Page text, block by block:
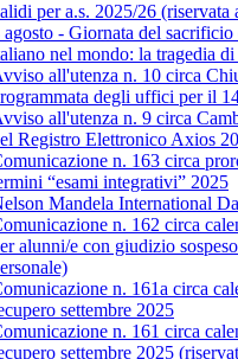
per a.s. 2025/26 (riservata
agosto - Giornata del
nel mondo: la tragedia
all'utenza n. 10 circa
degli uffici per il
all'utenza n. 9 circa
Registro Elettronico Axios
n. 163 circa
“esami integrativi” 2025
Mandela International
n. 162 circa
alunni/e con giudizio
n. 161a circa
settembre 2025
n. 161 circa
settembre 2025